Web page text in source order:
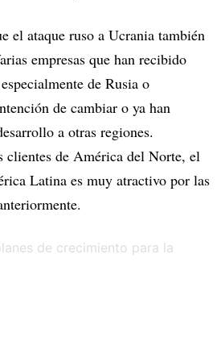
el ataque ruso a Ucrania también
empresas que han recibido
de Rusia o
de cambiar o ya han
a otras regiones.
clientes de América del Norte, el
Latina es muy atractivo por las